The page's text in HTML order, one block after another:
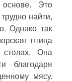
Это
найти,
Однако так
птица
Она
благодаря
мясу.